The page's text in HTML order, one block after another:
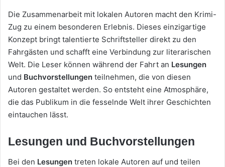
Die Zusammenarbeit mit lokalen Autoren macht den Krimi-
Zug zu einem besonderen Erlebnis. Dieses einzigartige
Konzept bringt talentierte Schriftsteller direkt zu den
Fahrgästen und schafft eine Verbindung zur literarischen
Welt. Die Leser können während der Fahrt an Lesungen
und Buchvorstellungen teilnehmen, die von diesen
Autoren gestaltet werden. So entsteht eine Atmosphäre,
die das Publikum in die fesselnde Welt ihrer Geschichten
eintauchen lässt.
Lesungen und Buchvorstellungen
Bei den Lesungen treten lokale Autoren auf und teilen